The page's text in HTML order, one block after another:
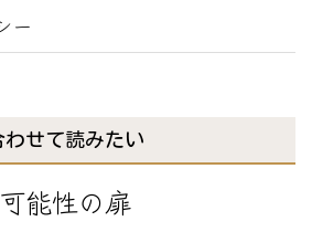
ー
わせて読みたい
可能性の扉